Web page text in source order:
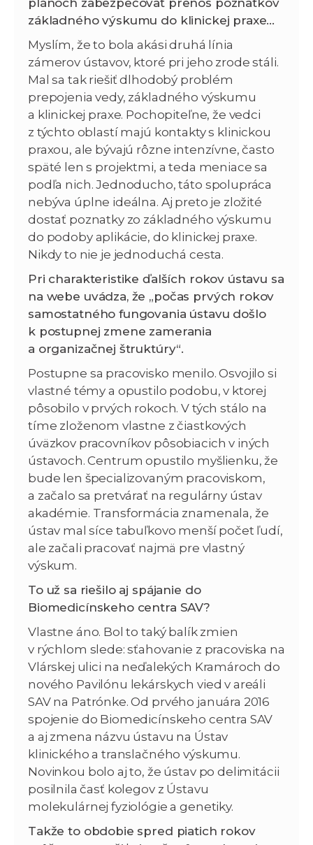
plánoch zabezpečovať prenos poznatkov
základného výskumu do klinickej praxe…
Myslím, že to bola akási druhá línia
zámerov ústavov, ktoré pri jeho zrode stáli.
Mal sa tak riešiť dlhodobý problém
prepojenia vedy, základného výskumu
a klinickej praxe. Pochopiteľne, že vedci
z týchto oblastí majú kontakty s klinickou
praxou, ale bývajú rôzne intenzívne, často
späté len s projektmi, a teda meniace sa
podľa nich. Jednoducho, táto spolupráca
nebýva úplne ideálna. Aj preto je zložité
dostať poznatky zo základného výskumu
do podoby aplikácie, do klinickej praxe.
Nikdy to nie je jednoduchá cesta.
Pri charakteristike ďalších rokov ústavu sa
na webe uvádza, že „počas prvých rokov
samostatného fungovania ústavu došlo
k postupnej zmene zamerania
a organizačnej štruktúry“.
Postupne sa pracovisko menilo. Osvojilo si
vlastné témy a opustilo podobu, v ktorej
pôsobilo v prvých rokoch. V tých stálo na
tíme zloženom vlastne z čiastkových
úväzkov pracovníkov pôsobiacich v iných
ústavoch. Centrum opustilo myšlienku, že
bude len špecializovaným pracoviskom,
a začalo sa pretvárať na regulárny ústav
akadémie. Transformácia znamenala, že
ústav mal síce tabuľkovo menší počet ľudí,
ale začali pracovať najmä pre vlastný
výskum.
To už sa riešilo aj spájanie do
Biomedicínskeho centra SAV?
Vlastne áno. Bol to taký balík zmien
v rýchlom slede: sťahovanie z pracoviska na
Vlárskej ulici na neďalekých Kramároch do
nového Pavilónu lekárskych vied v areáli
SAV na Patrónke. Od prvého januára 2016
spojenie do Biomedicínskeho centra SAV
a aj zmena názvu ústavu na Ústav
klinického a translačného výskumu.
Novinkou bolo aj to, že ústav po delimitácii
posilnila časť kolegov z Ústavu
molekulárnej fyziológie a genetiky.
Takže to obdobie spred piatich rokov